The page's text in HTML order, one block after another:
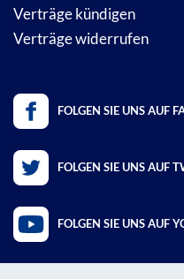
Verträge kündigen
Verträge widerrufen
FOLGEN SIE UNS AUF
FOLGEN SIE UNS AUF
FOLGEN SIE UNS AUF